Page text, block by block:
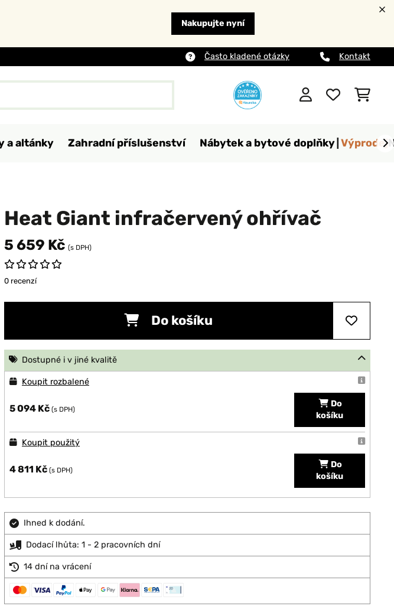
Nakupujte nyní
Často kladené otázky Kontakt
a altánky Zahradní příslušenství Nábytek a bytové doplňky Výprodej
Heat Giant infračervený ohřívač
5 659 Kč (s DPH)
0 recenzí
Do košíku
Dostupné i v jiné kvalitě
Koupit rozbalené
5 094 Kč (s DPH)
Do
košíku
Koupit použitý
4 811 Kč (s DPH)
Do
košíku
Ihned k dodání.
Dodací lhůta: 1 - 2 pracovních dní
14 dní na vrácení